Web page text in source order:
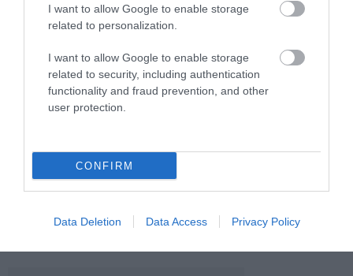
I want to allow Google to enable storage
related to personalization.
I want to allow Google to enable storage
related to security, including authentication
functionality and fraud prevention, and other
user protection.
CONFIRM
Data Deletion Data Access Privacy Policy
MINDEGY, MIVEL
TORNÁZTATJUK AZ AGYAT